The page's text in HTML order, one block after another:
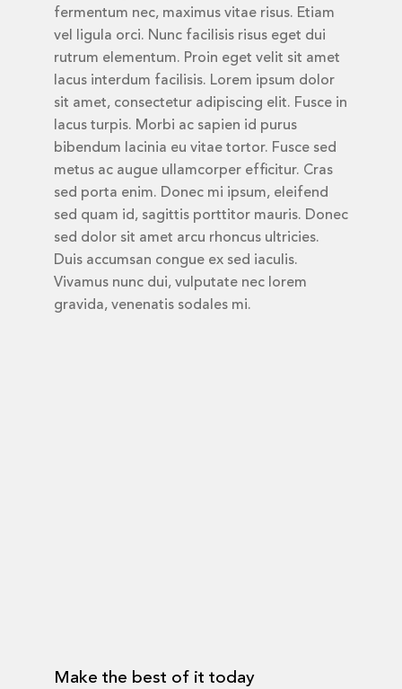
fermentum nec, maximus vitae risus. Etiam
vel ligula orci. Nunc facilisis risus eget dui
rutrum elementum. Proin eget velit sit amet
lacus interdum facilisis. Lorem ipsum dolor
sit amet, consectetur adipiscing elit. Fusce in
lacus turpis. Morbi ac sapien id purus
bibendum lacinia eu vitae tortor. Fusce sed
metus ac augue ullamcorper efficitur. Cras
sed porta enim. Donec mi ipsum, eleifend
sed quam id, sagittis porttitor mauris. Donec
sed dolor sit amet arcu rhoncus ultricies.
Duis accumsan congue ex sed iaculis.
Vivamus nunc dui, vulputate nec lorem
gravida, venenatis sodales mi.
Make the best of it today